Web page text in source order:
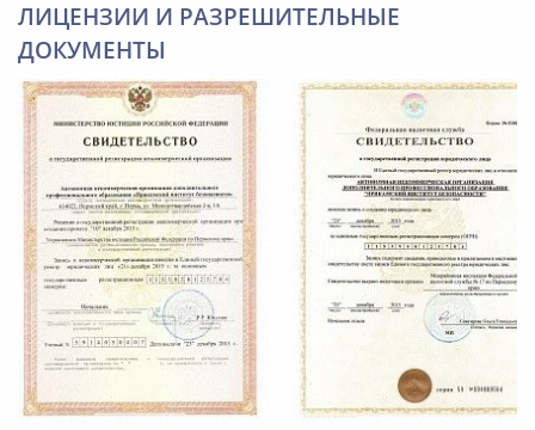
ЛИЦЕНЗИИ И РАЗРЕШИТЕЛЬНЫЕ
ДОКУМЕНТЫ